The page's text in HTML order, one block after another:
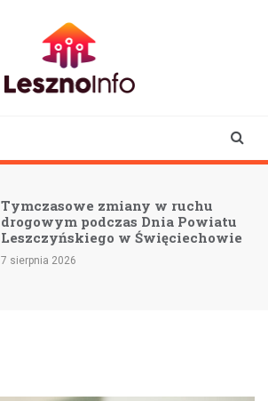
Tymczasowe zmiany w ruchu
drogowym podczas Dnia Powiatu
Leszczyńskiego w Święciechowie
7 sierpnia 2026